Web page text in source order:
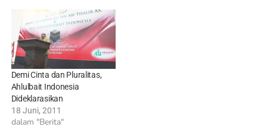
Demi Cinta dan Pluralitas,
Ahlulbait Indonesia
Dideklarasikan
18 Juni, 2011
dalam "Berita"